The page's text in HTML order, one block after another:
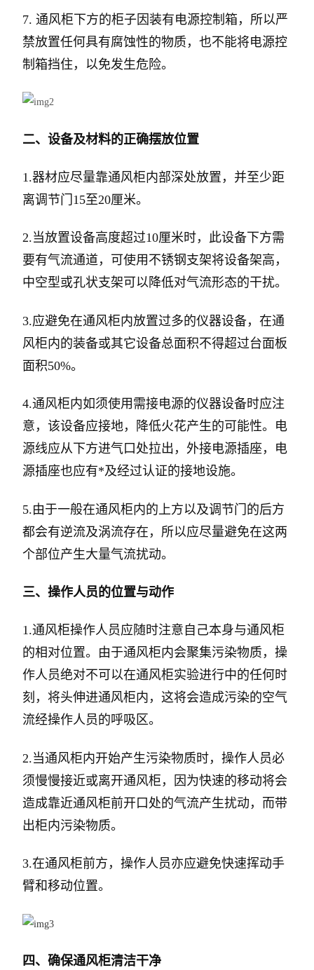
7. 通风柜下方的柜子因装有电源控制箱，所以严
禁放置任何具有腐蚀性的物质，也不能将电源控
制箱挡住，以免发生危险。
二、设备及材料的正确摆放位置
1.器材应尽量靠通风柜内部深处放置，并至少距
离调节门15至20厘米。
2.当放置设备高度超过10厘米时，此设备下方需
要有气流通道，可使用不锈钢支架将设备架高，
中空型或孔状支架可以降低对气流形态的干扰。
3.应避免在通风柜内放置过多的仪器设备，在通
风柜内的装备或其它设备总面积不得超过台面板
面积50%。
4.通风柜内如须使用需接电源的仪器设备时应注
意，该设备应接地，降低火花产生的可能性。电
源线应从下方进气口处拉出，外接电源插座，电
源插座也应有*及经过认证的接地设施。
5.由于一般在通风柜内的上方以及调节门的后方
都会有逆流及涡流存在，所以应尽量避免在这两
个部位产生大量气流扰动。
三、操作人员的位置与动作
1.通风柜操作人员应随时注意自己本身与通风柜
的相对位置。由于通风柜内会聚集污染物质，操
作人员绝对不可以在通风柜实验进行中的任何时
刻，将头伸进通风柜内，这将会造成污染的空气
流经操作人员的呼吸区。
2.当通风柜内开始产生污染物质时，操作人员必
须慢慢接近或离开通风柜，因为快速的移动将会
造成靠近通风柜前开口处的气流产生扰动，而带
出柜内污染物质。
3.在通风柜前方，操作人员亦应避免快速挥动手
臂和移动位置。
四、确保通风柜清洁干净